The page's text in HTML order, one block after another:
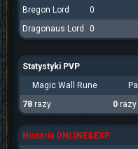
Bregon Lord
0
Dragonaus Lord
0
Statystyki PVP
Magic Wall Rune
78 razy 0 razy
Historia ONLINE&EXP